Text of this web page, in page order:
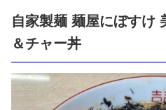
自家製麺 麺屋にぼすけ
＆チャー丼